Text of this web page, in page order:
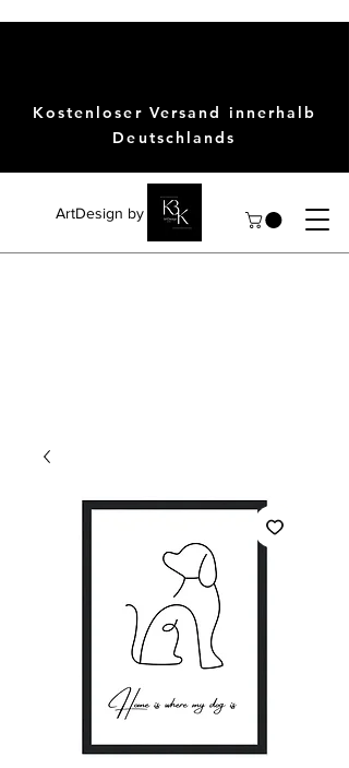
ArtDesign by KBK
Kostenloser Versand innerhalb
Deutschlands